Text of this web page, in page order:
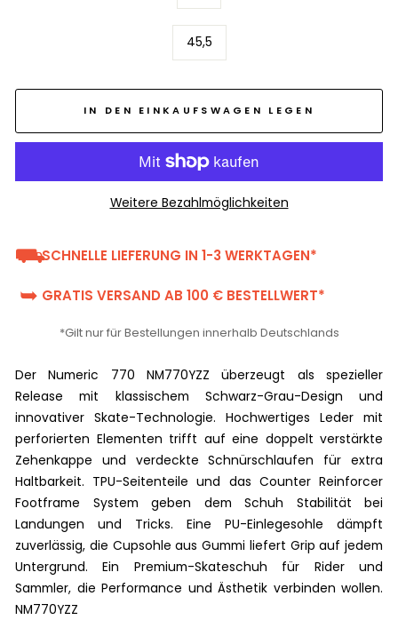
45,5
IN DEN EINKAUFSWAGEN LEGEN
Weitere Bezahlmöglichkeiten
⛟SCHNELLE LIEFERUNG IN 1-3 WERKTAGEN*
➥ GRATIS VERSAND AB 100 € BESTELLWERT*
*Gilt nur für Bestellungen innerhalb Deutschlands
Der Numeric 770 NM770YZZ überzeugt als spezieller
Release mit klassischem Schwarz-Grau-Design und
innovativer Skate-Technologie. Hochwertiges Leder mit
perforierten Elementen trifft auf eine doppelt verstärkte
Zehenkappe und verdeckte Schnürschlaufen für extra
Haltbarkeit. TPU-Seitenteile und das Counter Reinforcer
Footframe System geben dem Schuh Stabilität bei
Landungen und Tricks. Eine PU-Einlegesohle dämpft
zuverlässig, die Cupsohle aus Gummi liefert Grip auf jedem
Untergrund. Ein Premium-Skateschuh für Rider und
Sammler, die Performance und Ästhetik verbinden wollen.
NM770YZZ